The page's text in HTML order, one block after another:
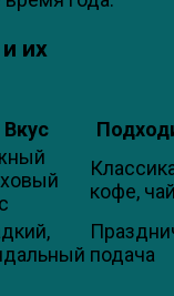
их
Вкус
кофе,
подача